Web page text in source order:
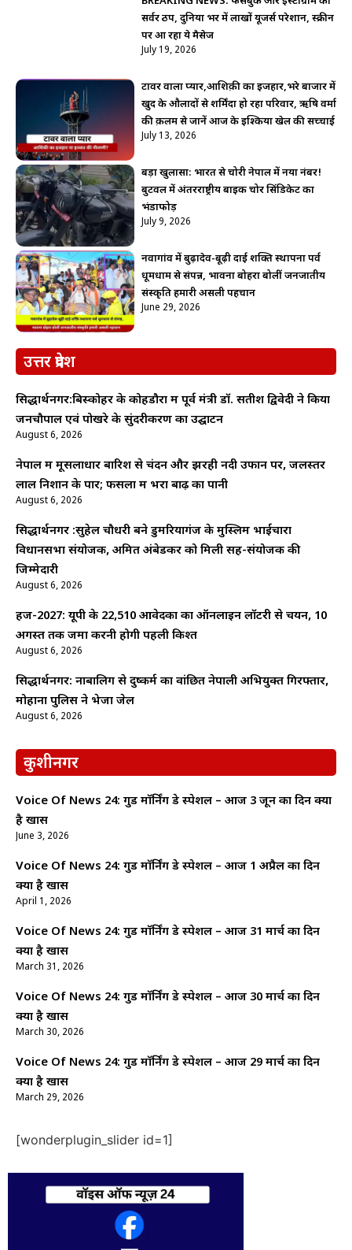
सर्वर ठप, दुनिया भर में लाखों यूजर्स परेशान, स्क्रीन
पर आ रहा ये मैसेज
July 19, 2026
टावर वाला प्यार,आशिक़ी का इजहार,भरे बाजार में
खुद के औलादों से शर्मिंदा हो रहा परिवार, ऋषि वर्मा
की क़लम से जानें आज के इश्किया खेल की सच्चाई
July 13, 2026
बड़ा खुलासा: भारत से चोरी नेपाल में नया नंबर!
बुटवल में अंतरराष्ट्रीय बाइक चोर सिंडिकेट का
भंडाफोड़
July 9, 2026
नवागांव में बुढ़ादेव-बूढ़ी दाई शक्ति स्थापना पर्व
धूमधाम से संपन्न, भावना बोहरा बोलीं जनजातीय
संस्कृति हमारी असली पहचान
June 29, 2026
उत्तर प्रदेश
सिद्धार्थनगर:बिस्कोहर के कोहडौरा में पूर्व मंत्री डॉ. सतीश द्विवेदी ने किया
जनचौपाल एवं पोखरे के सुंदरीकरण का उद्घाटन
August 6, 2026
नेपाल में मूसलाधार बारिश से चंदन और झरही नदी उफान पर, जलस्तर
लाल निशान के पार; फसलों में भरा बाढ़ का पानी
August 6, 2026
सिद्धार्थनगर :सुहेल चौधरी बने डुमरियागंज के मुस्लिम भाईचारा
विधानसभा संयोजक, अमित अंबेडकर को मिली सह-संयोजक की
जिम्मेदारी
August 6, 2026
हज-2027: यूपी के 22,510 आवेदकों का ऑनलाइन लॉटरी से चयन, 10
अगस्त तक जमा करनी होगी पहली किश्त
August 6, 2026
सिद्धार्थनगर: नाबालिग से दुष्कर्म का वांछित नेपाली अभियुक्त गिरफ्तार,
मोहाना पुलिस ने भेजा जेल
August 6, 2026
कुशीनगर
Voice Of News 24: गुड माॅर्निंग डे स्पेशल – आज 3 जून का दिन क्यों
है खास
June 3, 2026
Voice Of News 24: गुड माॅर्निंग डे स्पेशल – आज 1 अप्रैल का दिन
क्यों है खास
April 1, 2026
Voice Of News 24: गुड माॅर्निंग डे स्पेशल – आज 31 मार्च का दिन
क्यों है खास
March 31, 2026
Voice Of News 24: गुड माॅर्निंग डे स्पेशल – आज 30 मार्च का दिन
क्यों है खास
March 30, 2026
Voice Of News 24: गुड माॅर्निंग डे स्पेशल – आज 29 मार्च का दिन
क्यों है खास
March 29, 2026
[wonderplugin_slider id=1]